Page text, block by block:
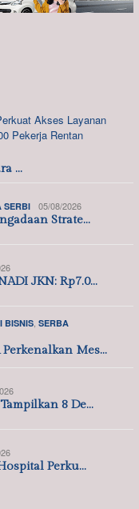
…
SERBI 05/08/2026
Strate…
JKN: Rp7.0…
BISNIS SERBA
Perkenalkan Mes…
8 De…
Perku…